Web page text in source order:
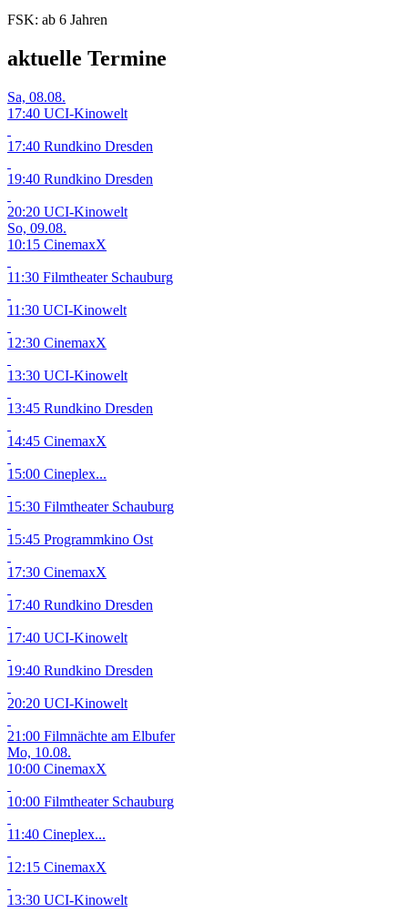
FSK: ab 6 Jahren
aktuelle Termine
Sa, 08.08.
17:40 UCI-Kinowelt
17:40 Rundkino Dresden
19:40 Rundkino Dresden
20:20 UCI-Kinowelt
So, 09.08.
10:15 CinemaxX
11:30 Filmtheater Schauburg
11:30 UCI-Kinowelt
12:30 CinemaxX
13:30 UCI-Kinowelt
13:45 Rundkino Dresden
14:45 CinemaxX
15:00 Cineplex...
15:30 Filmtheater Schauburg
15:45 Programmkino Ost
17:30 CinemaxX
17:40 Rundkino Dresden
17:40 UCI-Kinowelt
19:40 Rundkino Dresden
20:20 UCI-Kinowelt
21:00 Filmnächte am Elbufer
Mo, 10.08.
10:00 CinemaxX
10:00 Filmtheater Schauburg
11:40 Cineplex...
12:15 CinemaxX
13:30 UCI-Kinowelt